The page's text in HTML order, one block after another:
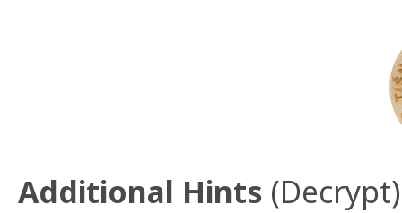
Additional Hints (Decrypt)